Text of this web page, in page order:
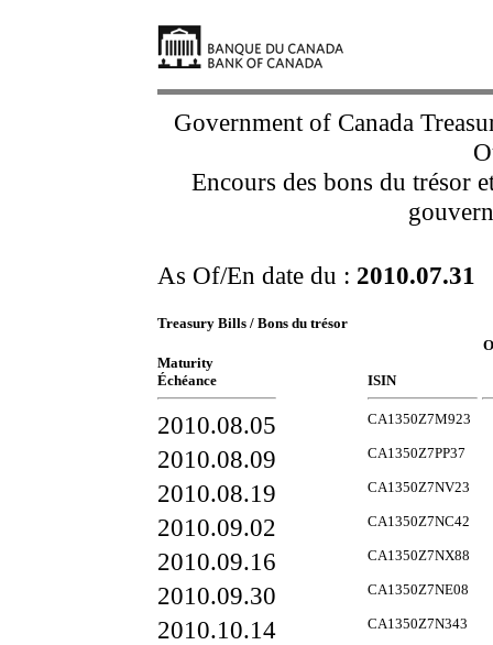
Government of Canada
Encours des bons du trésor
As Of/En date du : 2010.07.31
Treasury Bills / Bons du trésor
Maturity
Échéance
ISIN
2010.08.05 CA1350Z7M923
2010.08.09 CA1350Z7PP37
2010.08.19 CA1350Z7NV23
2010.09.02 CA1350Z7NC42
2010.09.16 CA1350Z7NX88
2010.09.30 CA1350Z7NE08
2010.10.14 CA1350Z7N343